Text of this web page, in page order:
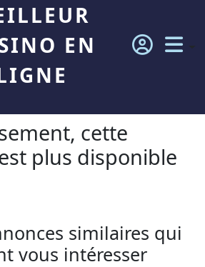
EN
cette
plus disponible
similaires qui
vous intéresser